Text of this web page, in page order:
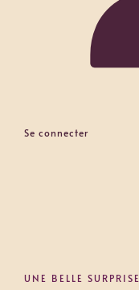
Se connecter
UNE BELLE SURPRISE